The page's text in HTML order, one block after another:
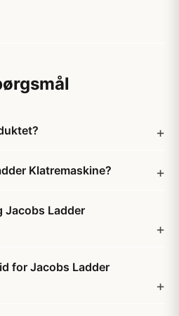
Klatremaskine?
Jacobs Ladder
for Jacobs Ladder